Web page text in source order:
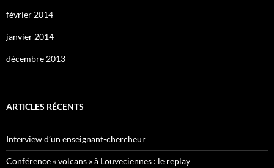
février 2014
janvier 2014
décembre 2013
ARTICLES RÉCENTS
Interview d’un enseignant-chercheur
Conférence « volcans » à Louveciennes : le replay